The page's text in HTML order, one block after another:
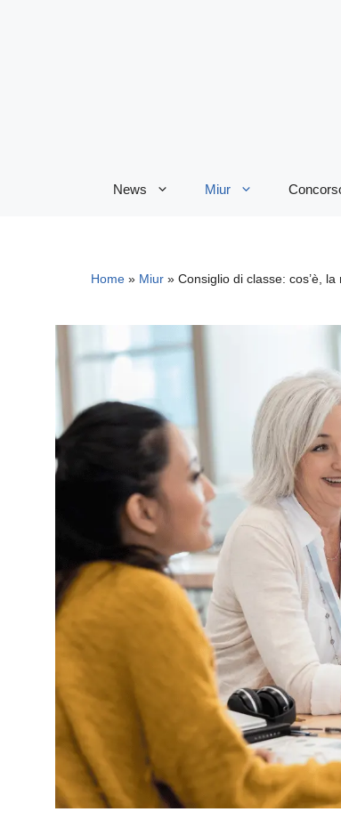
News Miur
Home » Miur » Consiglio di classe: cos’è,